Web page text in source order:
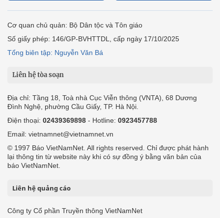
Cơ quan chủ quản: Bộ Dân tộc và Tôn giáo
Số giấy phép: 146/GP-BVHTTDL, cấp ngày 17/10/2025
Tổng biên tập: Nguyễn Văn Bá
Liên hệ tòa soạn
Địa chỉ: Tầng 18, Toà nhà Cục Viễn thông (VNTA), 68 Dương
Đình Nghệ, phường Cầu Giấy, TP. Hà Nội.
Điện thoại: 02439369898 - Hotline: 0923457788
Email: vietnamnet@vietnamnet.vn
© 1997 Báo VietNamNet. All rights reserved. Chỉ được phát hành
lại thông tin từ website này khi có sự đồng ý bằng văn bản của
báo VietNamNet.
Liên hệ quảng cáo
Công ty Cổ phần Truyền thông VietNamNet